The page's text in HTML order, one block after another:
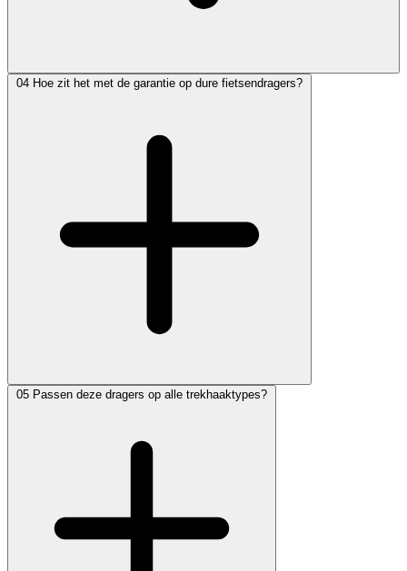
04 Hoe zit het met de garantie op dure fietsendragers?
05 Passen deze dragers op alle trekhaaktypes?